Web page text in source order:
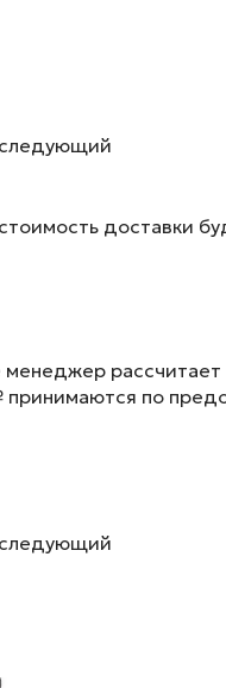
следующий
доставки
принимаются по
следующий